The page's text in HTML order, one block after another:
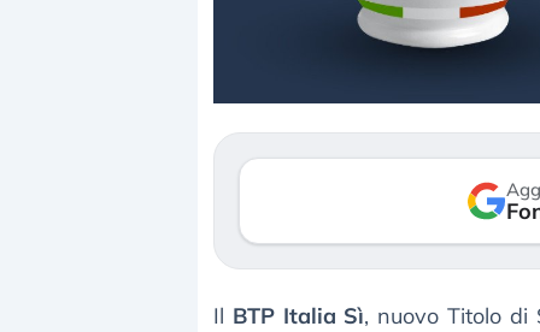
Il BTP Italia Sì, nuovo Titolo di
Dalle valutazioni
repricing degli asset?
3 agosto 2026